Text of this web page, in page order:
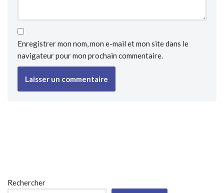
Enregistrer mon nom, mon e-mail et mon site dans le
navigateur pour mon prochain commentaire.
Rechercher